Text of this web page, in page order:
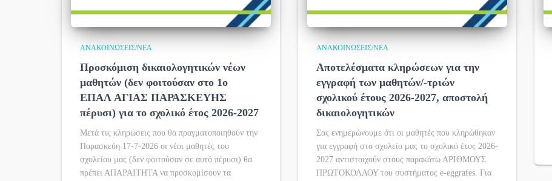
ΑΝΑΚΟΙΝΏΣΕΙΣ/ΝΈΑ
Προσκόμιση δικαιολογητικών νέων
μαθητών (δεν φοιτούσαν στο 1ο
ΕΠΑΛ ΑΓΙΑΣ ΠΑΡΑΣΚΕΥΗΣ
πέρυσι) για το σχολικό έτος 2026-2027
Μετά τις κληρώσεις που θα πραγματοποιηθούν την
Παρασκεύη 17-7-2026 οι νέοι μαθητές του
σχολείου μας (δεν φοιτούσαν σε αυτό πέρυσι) θα
πρέπει ΑΠΑΡΑΙΤΗΤΑ να προσκομίσουν τα
ΑΝΑΚΟΙΝΏΣΕΙΣ/ΝΈΑ
Αποτελέσματα κληρώσεων για την
εγγραφή των μαθητών/-τριών
σχολικού έτους 2026-2027, αποστολή
δικαιολογητικών
Σας ενημερώνουμε ότι οι μαθητές που κληρώθηκαν
για εγγραφή στο σχολείο μας το σχολικό έτος 2026-
2027 αντιστοιχούν στους παρακάτω ΑΡΙΘΜΟΥΣ
ΠΡΩΤΟΚΟΛΛΟΥ του συστήματος e-eggrafes. Για